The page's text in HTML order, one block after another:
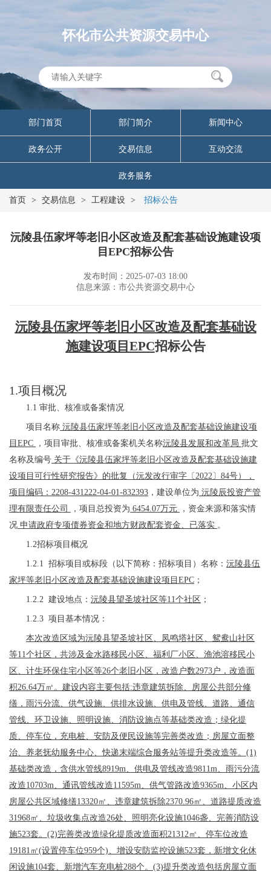
怀化市公共资源交易中心
部门首页 部门简介 新闻中心
政务公开 交易信息 互动交流
政务服务
首页 > 交易信息 > 工程建设 > 招标公告
沅陵县伍家坪等老旧小区改造及配套基础设施建设项
目EPC招标公告
发布时间：2025-07-03 18:00
信息来源：市公共资源交易中心
沅陵县伍家坪等老旧小区改造及配套基础设
施建设项目 EPC招标公告
1.项目概况
1.1 审批、核准或备案情况
项目名称 沅陵县伍家坪等老旧小区改造及配套基础设施建设项
目 EPC ，项目审批、核准或备案机关名称沅陵县发展和改革局 批文
名称及编号 关于《沅陵县伍家坪等老旧小区改造及配套基础设施建
设项目可行性研究报告》的批复（沅发改行审字〔 2022〕84号），
项目编码：2208-431222-04-01-832393 ， 建设单位为 沅陵辰投资产管
理有限责任公司
，项目总投资为 6454.07万元
，资金来源和落实情
况 申请政府专项债券资金和地方财政配套资金、已落实 。
1.2招标项目概况
1.2.1 招标项目或标段（以下简称：招标项目）名称： 沅陵县伍
家坪等老旧小区改造及配套基础设施建设项目 EPC ；
1.2.2 建设地点： 沅陵县望圣坡社区等11个社区 ；
1.2.3 项目基本情况 ：
本次改造区域为沅陵县望圣坡社区、凤鸣塔社区、鸳鸯山社区
等11个社区，共涉及金水路移民小区、福利厂小区、渔池溶移民小
区、计生环保住宅小区等26个老旧小区，改造户数2973户，改造面
积26.64万㎡。建设内容主要包括:违章建筑拆除、房屋公共部分修
缮，雨污分流、供气设施、供排水设施、供电及管线、道路、通信
管线、环卫设施、照明设施、消防设施点等基础类改造；绿化提
质、停车位，充电桩、安防及便民设施等完善类改造；房屋立面整
治、养老抚幼服务中心、快递末端综合服务站等提升类改造等。(1)
基础类改造，含供水管线8919m、供电及管线改造9811m、雨污分流
改造10703m、通讯管线改造11595m、供气管路改造9365m、小区内
房屋公共区域修缮13320㎡、违章建筑拆除2370.96㎡、道路提质改造
31968㎡、垃圾收集点改造26处、照明亮化设施1046盏、完善消防设
施523套。(2)完善类改造绿化提质改造面积21312㎡、停车位改造
19181㎡(设置停车位959个)、增设安防监控设施523套，新增文化休
闲设施104套、新增汽车充电桩288个。(3)提升类改造包括房屋立面